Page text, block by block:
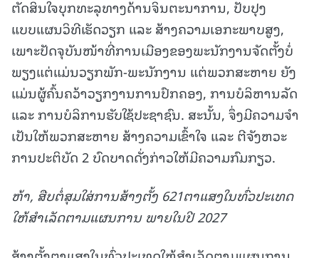
ຕັດສິນໃຈບຸກທະລຸທາງດ້ານຈິນຕະນາການ, ປັບປຸງ
ແບບແຜນວິທີເຮັດວຽກ ແລະ ສ້າງຄວາມເອກະພາບສູງ,
ເພາະປັດຈຸບັນໜ້າທີ່ການເມືອງຂອງພະນັກງານຈັດຕັ້ງບໍ່
ພຽງແຕ່ແມ່ນວຽກພັກ-ພະນັກງານ ແຕ່ພວກສະຫາຍ ຍັງ
ແມ່ນຜູ້ຄົ້ນຄວ້າວຽກງານການປົກຄອງ, ການບໍລິຫານລັດ
ແລະ ການບໍລິການຮັບໃຊ້ປະຊາຊົນ. ສະນັ້ນ, ຈຶ່ງມີຄວາມຈໍາ
ເປັນໃຫ້ພວກສະຫາຍ ສ້າງຄວາມເຂົ້າໃຈ ແລະ ຕີຈັງຫວະ
ການປະຕິບັດ 2 ບົດບາດດັ່ງກ່າວໃຫ້ມີຄວາມກົມກຽວ.
ຫ້າ, ສືບຕໍ່ສຸມໃສ່ການສ້າງຕັ້ງ 621ຕາແສງໃນທົ່ວປະເທດ
ໃຫ້ສໍາເລັດຕາມແຜນການ ພາຍໃນປີ2027